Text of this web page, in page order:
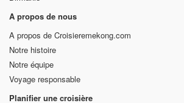
A propos de nous
A propos de Croisieremekong.com
Notre histoire
Notre équipe
Voyage responsable
Planifier une croisière